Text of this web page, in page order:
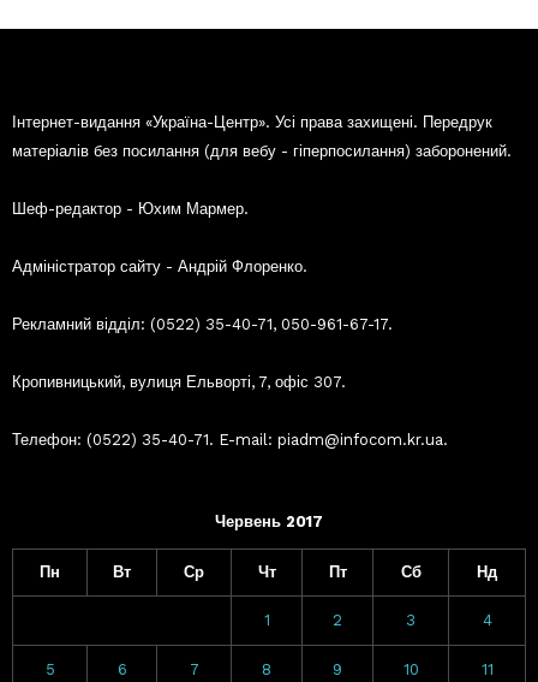
Інтернет-видання «Україна-Центр». Усі права захищені. Передрук
матеріалів без посилання (для вебу - гіперпосилання) заборонений.
Шеф-редактор - Юхим Мармер.
Адміністратор сайту - Андрій Флоренко.
Рекламний відділ: (0522) 35-40-71, 050-961-67-17.
Кропивницький, вулиця Ельворті, 7, офіс 307.
Телефон: (0522) 35-40-71. E-mail: piadm@infocom.kr.ua.
Червень 2017
Пн Вт Ср Чт Пт Сб Нд
1 2 3 4
5 6 7 8 9 10 11